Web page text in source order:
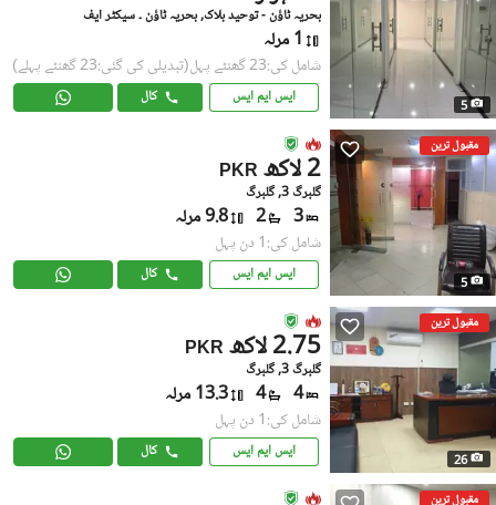
5
بحریہ ٹاؤن - توحید بلاک, بحریہ ٹاؤن ۔ سیکٹر ایف
1 مرلہ
شامل کی:23 گھنٹے پہل (تبدیلی کی گئی:23 گھنٹے پہلے)
ایس ایم ایس کال
مقبول ترین
5
PKR 2 لاکھ
گلبرگ 3, گلبرگ
3
2 9.8 مرلہ
شامل کی:1 دن پہل
ایس ایم ایس کال
مقبول ترین
26
PKR 2.75 لاکھ
گلبرگ 3, گلبرگ
4
4 13.3 مرلہ
شامل کی:1 دن پہل
ایس ایم ایس کال
مقبول ترین